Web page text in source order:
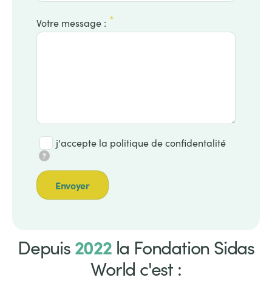
Votre message :
j'accepte la politique de confidentalité
?
TitreDepuis 2022la Fondation Sidas
World c'est :